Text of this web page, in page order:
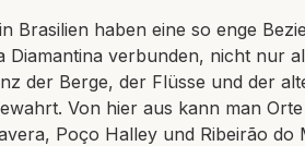
Brasilien haben eine so enge
Diamantina verbunden, nicht nur
der Berge, der Flüsse und der
Von hier aus kann man
Poço Halley und Ribeirão do